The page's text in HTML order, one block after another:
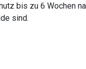
bis zu 6 Wochen
sind.